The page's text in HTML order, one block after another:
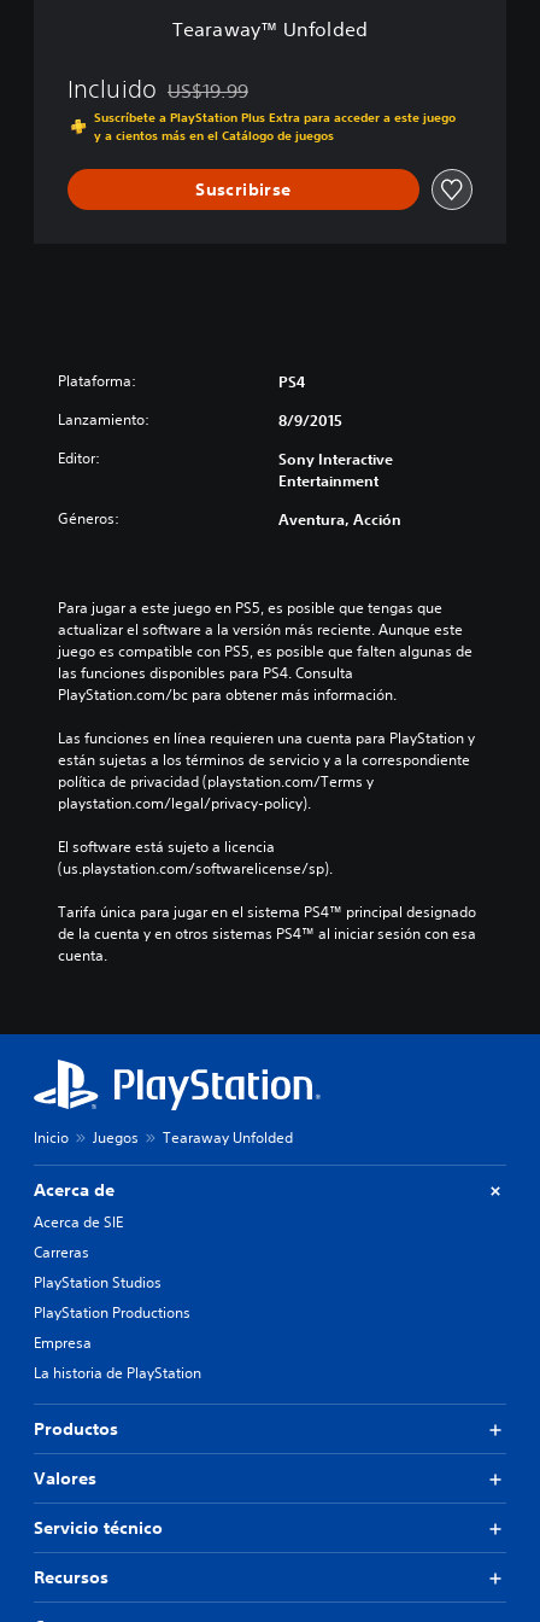
Tearaway™ Unfolded
Incluido Rebajado del precio original de US$19.99
US$19.99
Suscríbete a PlayStation Plus Extra para acceder a este juego
y a cientos más en el Catálogo de juegos
Suscribirse
Plataforma: PS4
Lanzamiento: 8/9/2015
Editor:
Sony Interactive
Entertainment
Géneros: Aventura, Acción
Para jugar a este juego en PS5, es posible que tengas que
actualizar el software a la versión más reciente. Aunque este
juego es compatible con PS5, es posible que falten algunas de
las funciones disponibles para PS4. Consulta
PlayStation.com/bc para obtener más información.
Las funciones en línea requieren una cuenta para PlayStation y
están sujetas a los términos de servicio y a la correspondiente
política de privacidad (playstation.com/Terms y
playstation.com/legal/privacy-policy).
El software está sujeto a licencia
(us.playstation.com/softwarelicense/sp).
Tarifa única para jugar en el sistema PS4™ principal designado
de la cuenta y en otros sistemas PS4™ al iniciar sesión con esa
cuenta.
Inicio Juegos Tearaway Unfolded
Acerca de
Acerca de SIE
Carreras
PlayStation Studios
PlayStation Productions
Empresa
La historia de PlayStation
Productos
Valores
Servicio técnico
Recursos